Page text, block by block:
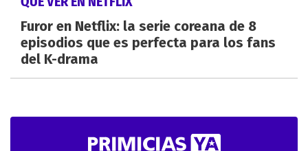
Furor en Netflix: la serie coreana de 8
episodios que es perfecta para los fans
del K-drama